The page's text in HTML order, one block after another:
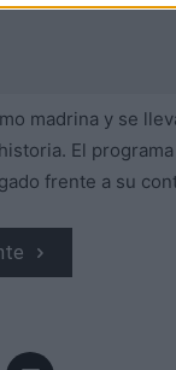
madrina y se
El
frente a su